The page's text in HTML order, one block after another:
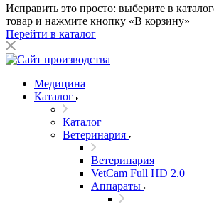
Исправить это просто: выберите в
товар и нажмите кнопку «В корзину»
Перейти в каталог
Медицина
Каталог
Каталог
Ветеринария
Ветеринария
VetCam Full HD 2.0
Аппараты